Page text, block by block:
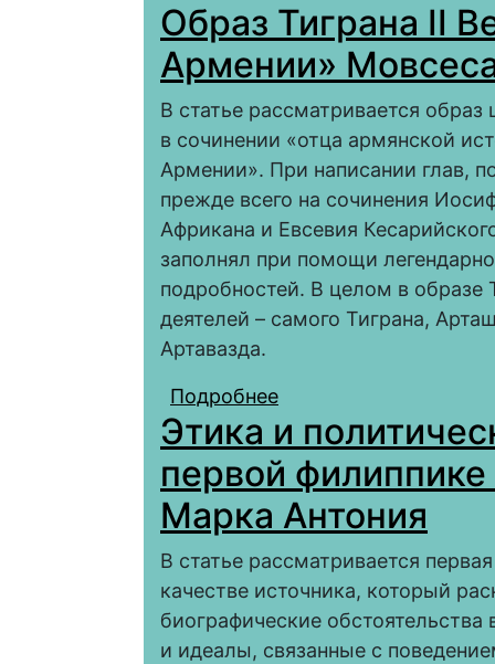
Образ Тиграна II
Армении»
В статье рассматривается
в сочинении «отца армянской
Армении». При написании глав,
прежде всего на сочинения
Африкана и Евсевия
заполнял при помощи
подробностей. В целом в образе
деятелей – самого Тиграна,
Артавазда.
Подробнее
Хоренаци
Этика и
первой
Марка Антония
В статье рассматривается
качестве источника, который
биографические
и идеалы, связанные с